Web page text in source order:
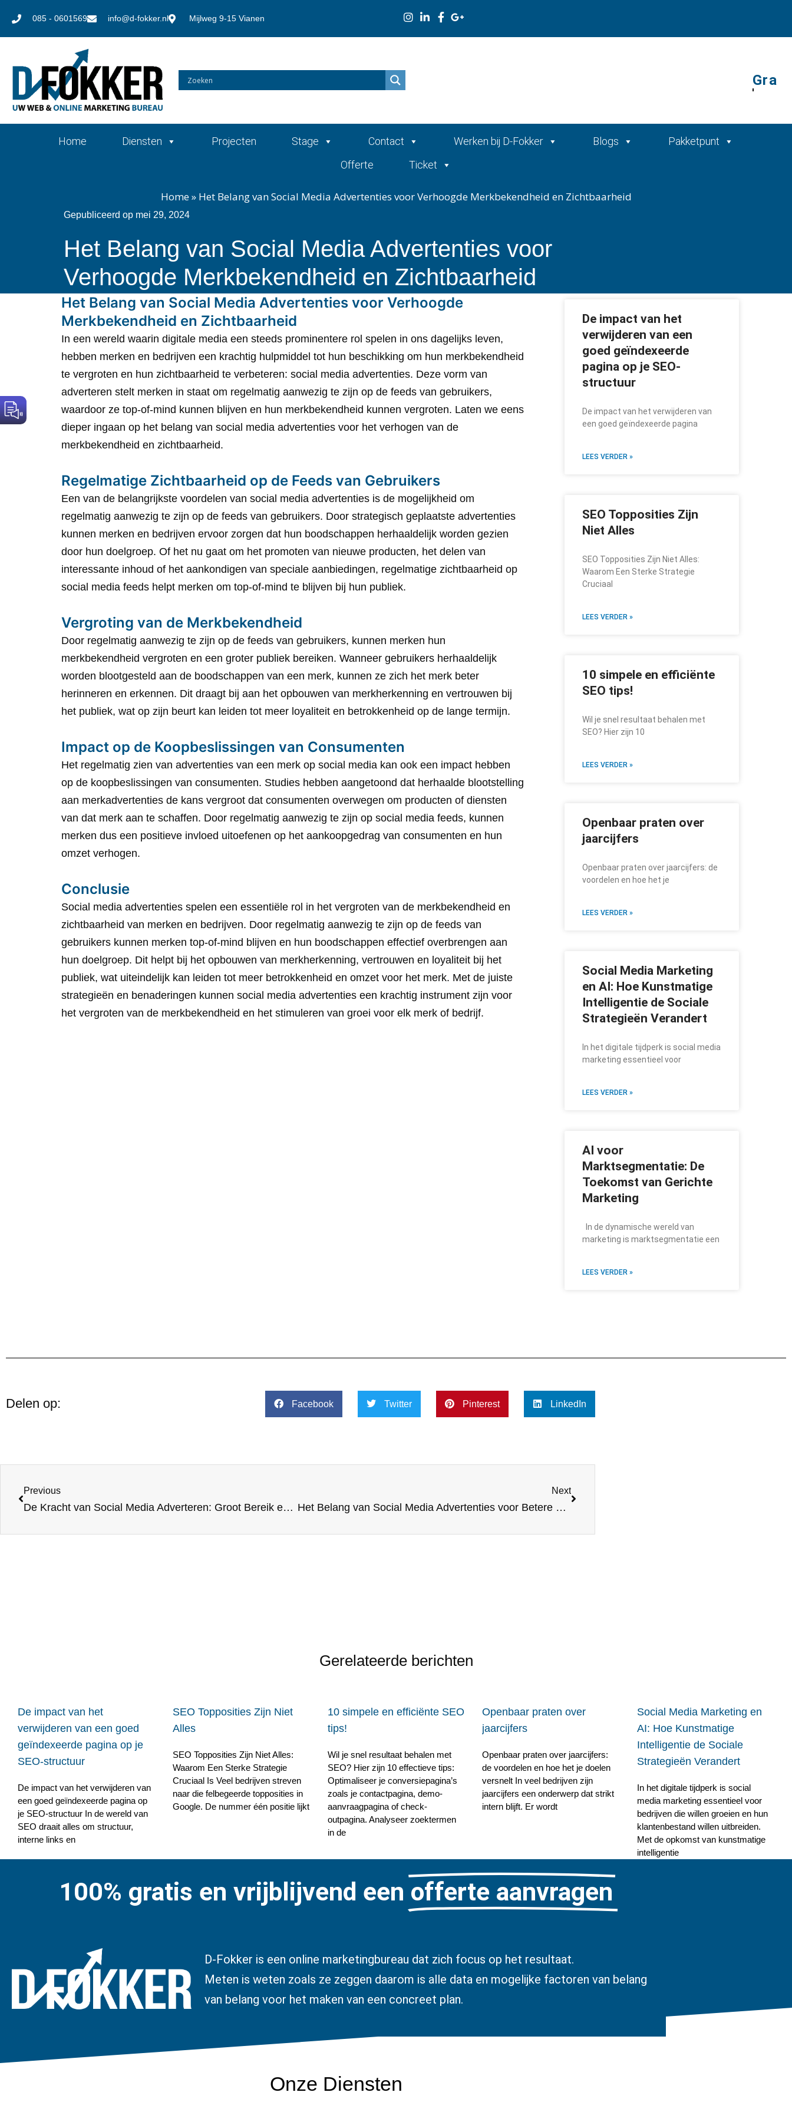
085 - 0601569 info@d-fokker.nl Mijlweg 9-15 Vianen
Gratis offerte
Home Diensten Projecten Stage Contact Werken bij D-Fokker Blogs
Pakketpunt
Offerte
Ticket
Home» Het Belang van Social Media Advertenties voor Verhoogde Merkbekendheid en Zichtbaarheid
Gepubliceerd op mei 29, 2024
Het Belang van Social Media Advertenties voor
Verhoogde Merkbekendheid en Zichtbaarheid
Het Belang van Social Media Advertenties voor Verhoogde
Merkbekendheid en Zichtbaarheid
In een wereld waarin digitale media een steeds prominentere rol spelen in ons dagelijks leven,
hebben merken en bedrijven een krachtig hulpmiddel tot hun beschikking om hun merkbekendheid
te vergroten en hun zichtbaarheid te verbeteren: social media advertenties. Deze vorm van
adverteren stelt merken in staat om regelmatig aanwezig te zijn op de feeds van gebruikers,
waardoor ze top-of-mind kunnen blijven en hun merkbekendheid kunnen vergroten. Laten we eens
dieper ingaan op het belang van social media advertenties voor het verhogen van de
merkbekendheid en zichtbaarheid.
Regelmatige Zichtbaarheid op de Feeds van Gebruikers
Een van de belangrijkste voordelen van social media advertenties is de mogelijkheid om
regelmatig aanwezig te zijn op de feeds van gebruikers. Door strategisch geplaatste advertenties
kunnen merken en bedrijven ervoor zorgen dat hun boodschappen herhaaldelijk worden gezien
door hun doelgroep. Of het nu gaat om het promoten van nieuwe producten, het delen van
interessante inhoud of het aankondigen van speciale aanbiedingen, regelmatige zichtbaarheid op
social media feeds helpt merken om top-of-mind te blijven bij hun publiek.
Vergroting van de Merkbekendheid
Door regelmatig aanwezig te zijn op de feeds van gebruikers, kunnen merken hun
merkbekendheid vergroten en een groter publiek bereiken. Wanneer gebruikers herhaaldelijk
worden blootgesteld aan de boodschappen van een merk, kunnen ze zich het merk beter
herinneren en erkennen. Dit draagt bij aan het opbouwen van merkherkenning en vertrouwen bij
het publiek, wat op zijn beurt kan leiden tot meer loyaliteit en betrokkenheid op de lange termijn.
Impact op de Koopbeslissingen van Consumenten
Het regelmatig zien van advertenties van een merk op social media kan ook een impact hebben
op de koopbeslissingen van consumenten. Studies hebben aangetoond dat herhaalde blootstelling
aan merkadvertenties de kans vergroot dat consumenten overwegen om producten of diensten
van dat merk aan te schaffen. Door regelmatig aanwezig te zijn op social media feeds, kunnen
merken dus een positieve invloed uitoefenen op het aankoopgedrag van consumenten en hun
omzet verhogen.
Conclusie
Social media advertenties spelen een essentiële rol in het vergroten van de merkbekendheid en
zichtbaarheid van merken en bedrijven. Door regelmatig aanwezig te zijn op de feeds van
gebruikers kunnen merken top-of-mind blijven en hun boodschappen effectief overbrengen aan
hun doelgroep. Dit helpt bij het opbouwen van merkherkenning, vertrouwen en loyaliteit bij het
publiek, wat uiteindelijk kan leiden tot meer betrokkenheid en omzet voor het merk. Met de juiste
strategieën en benaderingen kunnen social media advertenties een krachtig instrument zijn voor
het vergroten van de merkbekendheid en het stimuleren van groei voor elk merk of bedrijf.
De impact van het
verwijderen van een
goed geïndexeerde
pagina op je SEO-
structuur
De impact van het verwijderen van
een goed geïndexeerde pagina
LEES VERDER »
SEO Topposities Zijn
Niet Alles
SEO Topposities Zijn Niet Alles:
Waarom Een Sterke Strategie
Cruciaal
LEES VERDER »
10 simpele en efficiënte
SEO tips!
Wil je snel resultaat behalen met
SEO? Hier zijn 10
LEES VERDER »
Openbaar praten over
jaarcijfers
Openbaar praten over jaarcijfers: de
voordelen en hoe het je
LEES VERDER »
Social Media Marketing
en AI: Hoe Kunstmatige
Intelligentie de Sociale
Strategieën Verandert
In het digitale tijdperk is social media
marketing essentieel voor
LEES VERDER »
AI voor
Marktsegmentatie: De
Toekomst van Gerichte
Marketing
In de dynamische wereld van
marketing is marktsegmentatie een
LEES VERDER »
Delen op: Facebook Twitter Pinterest LinkedIn
Previous
De Kracht van Social Media Adverteren: Groot Bereik en Precieze Targeting
Next
Het Belang van Social Media Advertenties voor Betere Engagement en Interactie
Gerelateerde berichten
De impact van het
verwijderen van een goed
geïndexeerde pagina op je
SEO-structuur
De impact van het verwijderen van
een goed geïndexeerde pagina op
je SEO-structuur In de wereld van
SEO draait alles om structuur,
interne links en
SEO Topposities Zijn Niet
Alles
SEO Topposities Zijn Niet Alles:
Waarom Een Sterke Strategie
Cruciaal Is Veel bedrijven streven
naar die felbegeerde topposities in
Google. De nummer één positie lijkt
10 simpele en efficiënte SEO
tips!
Wil je snel resultaat behalen met
SEO? Hier zijn 10 effectieve tips:
Optimaliseer je conversiepagina’s
zoals je contactpagina, demo-
aanvraagpagina of check-
outpagina. Analyseer zoektermen
in de
Openbaar praten over
jaarcijfers
Openbaar praten over jaarcijfers:
de voordelen en hoe het je doelen
versnelt In veel bedrijven zijn
jaarcijfers een onderwerp dat strikt
intern blijft. Er wordt
Social Media Marketing en
AI: Hoe Kunstmatige
Intelligentie de Sociale
Strategieën Verandert
In het digitale tijdperk is social
media marketing essentieel voor
bedrijven die willen groeien en hun
klantenbestand willen uitbreiden.
Met de opkomst van kunstmatige
intelligentie
100% gratis en vrijblijvend een offerte aanvragen
D-Fokker is een online marketingbureau dat zich focus op het resultaat.
Meten is weten zoals ze zeggen daarom is alle data en mogelijke factoren van belang
van belang voor het maken van een concreet plan.
Onze Diensten